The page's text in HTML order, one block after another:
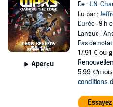
Aperçu
De :J.N.
Lu par :
Durée : 9 h
Langue :
Pas de
17,91 € ou
5,99 €/
conditions